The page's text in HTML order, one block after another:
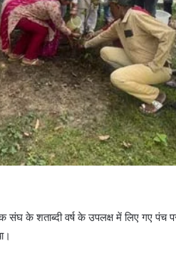
के शताब्दी वर्ष के उपलक्ष में लिए गए पंच